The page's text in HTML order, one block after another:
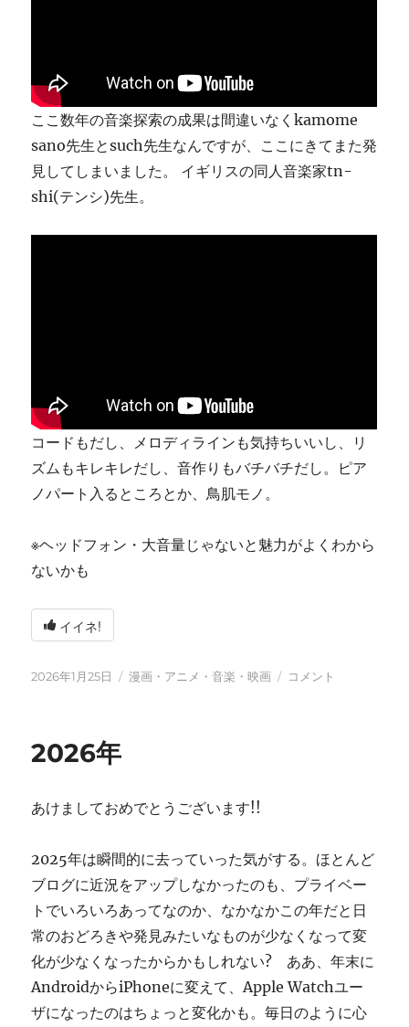
ここ数年の音楽探索の成果は間違いなくkamome
sano先生とsuch先生なんですが、ここにきてまた発
見してしまいました。 イギリスの同人音楽家tn-
shi(テンシ)先生。
コードもだし、メロディラインも気持ちいいし、リ
ズムもキレキレだし、音作りもバチバチだし。ピア
ノパート入るところとか、鳥肌モノ。
※ヘッドフォン・大音量じゃないと魅力がよくわから
ないかも
イイネ!
投
2026年1月25日
カ
漫画・アニメ・音楽・映画
tn-
コメント
2026年
あけましておめでとうございます!!
2025年は瞬間的に去っていった気がする。ほとんど
ブログに近況をアップしなかったのも、プライベー
トでいろいろあってなのか、なかなかこの年だと日
常のおどろきや発見みたいなものが少なくなって変
化が少なくなったからかもしれない? ああ、年末に
AndroidからiPhoneに変えて、Apple Watchユー
ザになったのはちょっと変化かも。毎日のように心